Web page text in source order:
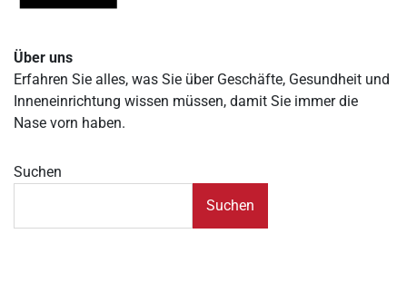
Über uns
Erfahren Sie alles, was Sie über Geschäfte, Gesundheit und
Inneneinrichtung wissen müssen, damit Sie immer die
Nase vorn haben.
Suchen
Suchen